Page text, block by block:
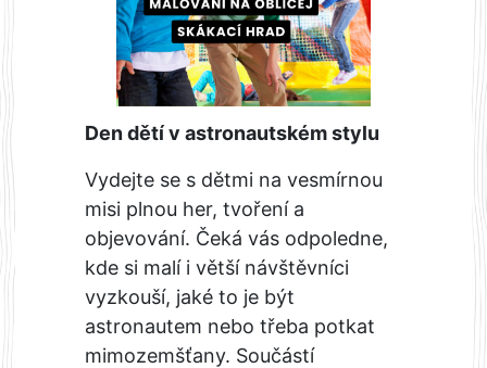
Den dětí v astronautském stylu
Vydejte se s dětmi na vesmírnou
misi plnou her, tvoření a
objevování. Čeká vás odpoledne,
kde si malí i větší návštěvníci
vyzkouší, jaké to je být
astronautem nebo třeba potkat
mimozemšťany. Součástí